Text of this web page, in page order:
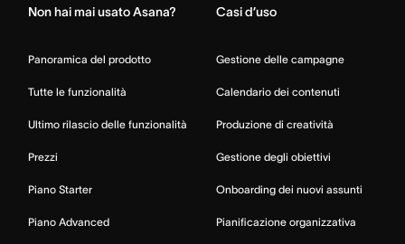
Non hai mai usato Asana?
Panoramica del prodotto
Tutte le funzionalità
Ultimo rilascio delle funzionalità
Prezzi
Piano Starter
Piano Advanced
Casi d’uso
Gestione delle campagne
Calendario dei contenuti
Produzione di creatività
Gestione degli obiettivi
Onboarding dei nuovi assunti
Pianificazione organizzativa